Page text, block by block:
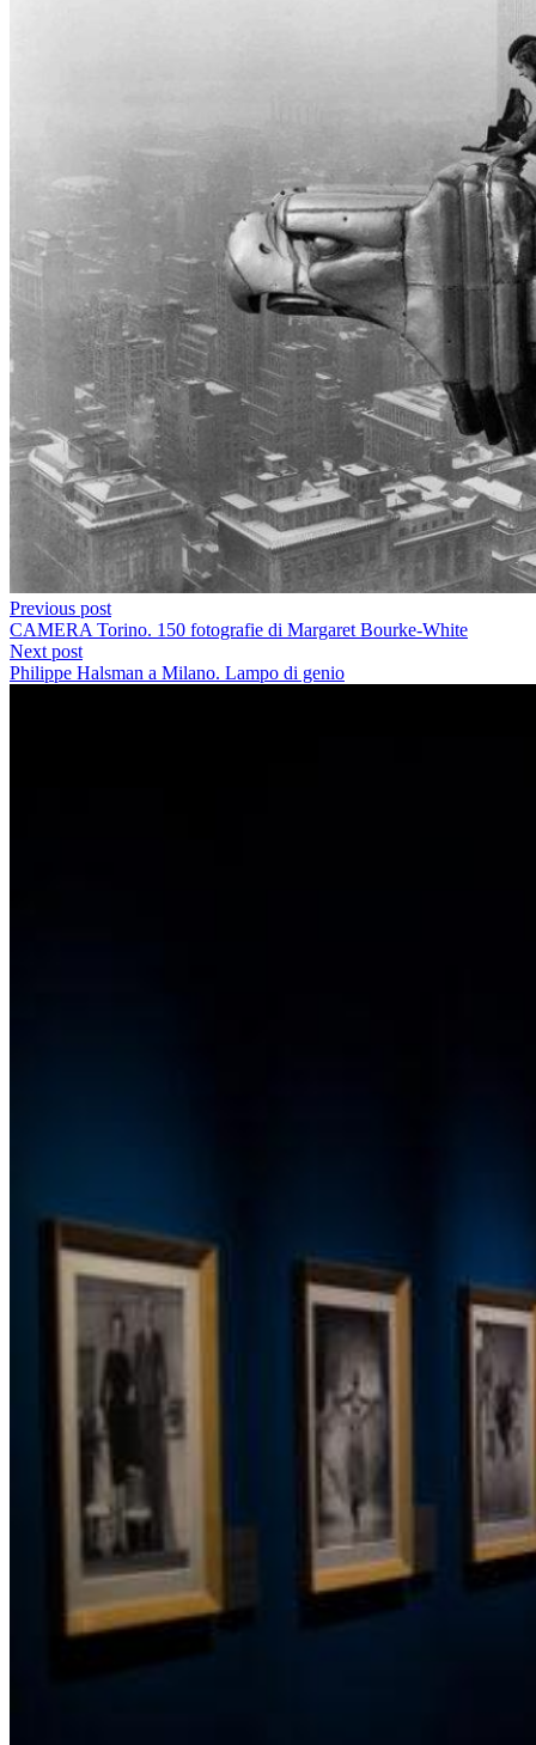
Previous post
CAMERA Torino. 150 fotografie di Margaret Bourke-White
Next post
Philippe Halsman a Milano. Lampo di genio